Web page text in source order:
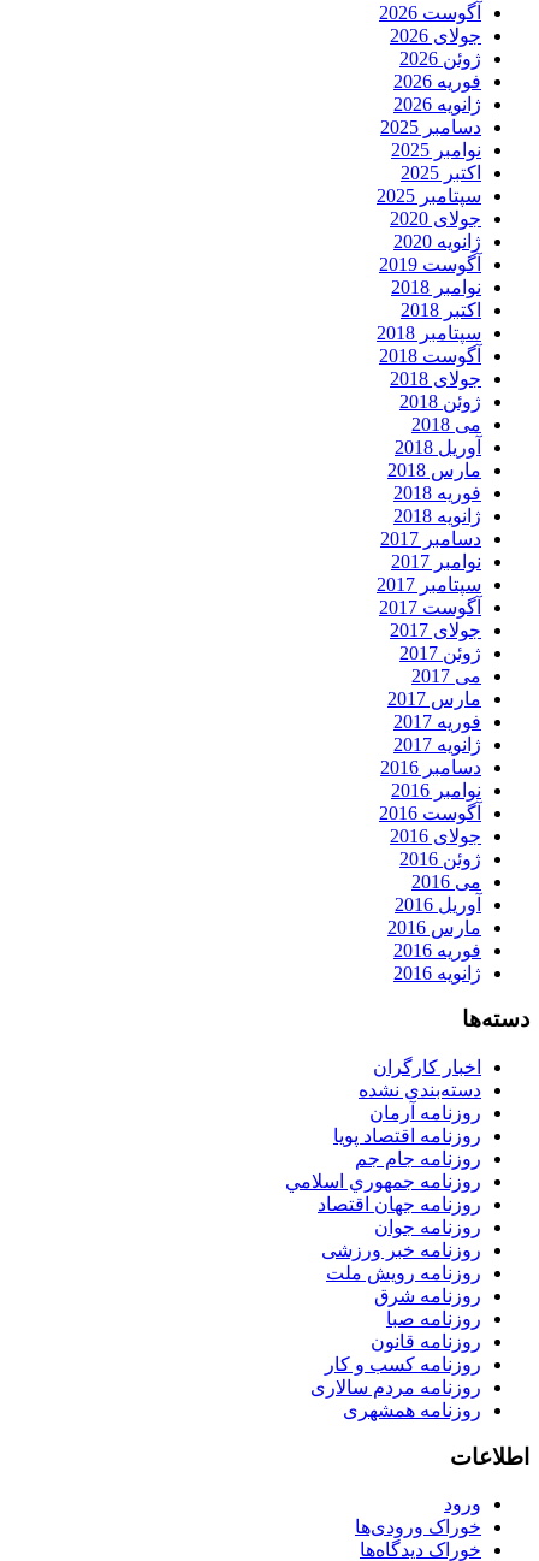
آگوست 2026
جولای 2026
ژوئن 2026
فوریه 2026
ژانویه 2026
دسامبر 2025
نوامبر 2025
اکتبر 2025
سپتامبر 2025
جولای 2020
ژانویه 2020
آگوست 2019
نوامبر 2018
اکتبر 2018
سپتامبر 2018
آگوست 2018
جولای 2018
ژوئن 2018
می 2018
آوریل 2018
مارس 2018
فوریه 2018
ژانویه 2018
دسامبر 2017
نوامبر 2017
سپتامبر 2017
آگوست 2017
جولای 2017
ژوئن 2017
می 2017
مارس 2017
فوریه 2017
ژانویه 2017
دسامبر 2016
نوامبر 2016
آگوست 2016
جولای 2016
ژوئن 2016
می 2016
آوریل 2016
مارس 2016
فوریه 2016
ژانویه 2016
دسته‌ها
اخبار کارگران
دسته‌بندی نشده
روزنامه آرمان
روزنامه اقتصاد پویا
روزنامه جام جم
روزنامه جمهوري اسلامي
روزنامه جهان اقتصاد
روزنامه جوان
روزنامه خبر ورزشى
روزنامه رویش ملت
روزنامه شرق
روزنامه صبا
روزنامه قانون
روزنامه كسب و كار
روزنامه مردم سالاری
روزنامه همشهری
اطلاعات
ورود
خوراک ورودی‌ها
خوراک دیدگاه‌ها